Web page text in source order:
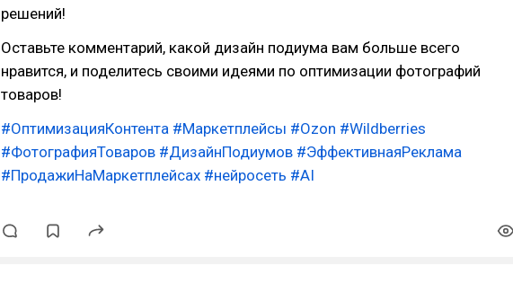
решений!
Оставьте комментарий, какой дизайн подиума вам больше всего
нравится, и поделитесь своими идеями по оптимизации фотографий
товаров!
#ОптимизацияКонтента #Маркетплейсы #Ozon #Wildberries
#ФотографияТоваров #ДизайнПодиумов #ЭффективнаяРеклама
#ПродажиНаМаркетплейсах #нейросеть #AI